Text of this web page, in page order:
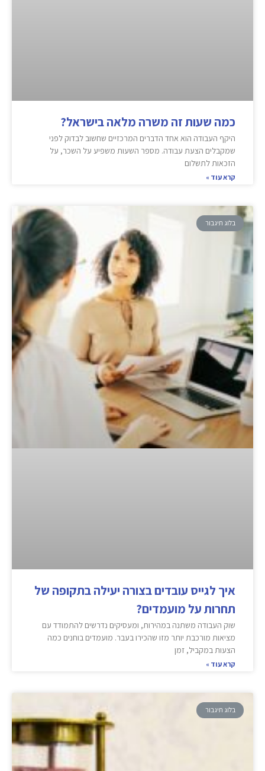
כמה שעות זה משרה מלאה בישראל?
היקף העבודה הוא אחד הדברים המרכזיים שחשוב לבדוק לפני
שמקבלים הצעת עבודה. מספר השעות משפיע על השכר, על
הזכאות לתשלום
קרא עוד »
בלוג תיגבור
איך לגייס עובדים בצורה יעילה בתקופה של
תחרות על מועמדים?
שוק העבודה משתנה במהירות, ומעסיקים נדרשים להתמודד עם
מציאות מורכבת יותר מזו שהכירו בעבר. מועמדים בוחנים כמה
הצעות במקביל, זמן
קרא עוד »
בלוג תיגבור